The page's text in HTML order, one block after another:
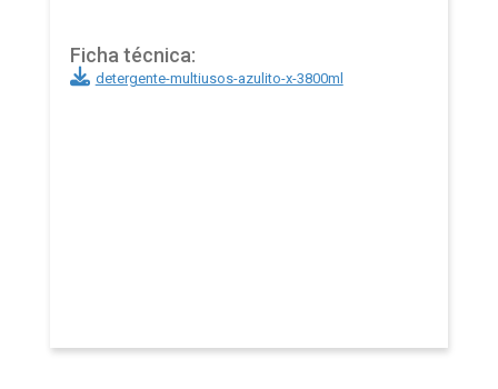
Ficha técnica:
detergente-multiusos-azulito-x-3800ml